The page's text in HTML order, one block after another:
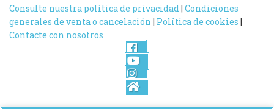
Consulte nuestra política de privacidad| Condiciones
generales de venta o cancelación | Política de cookies |
Contacte con nosotros